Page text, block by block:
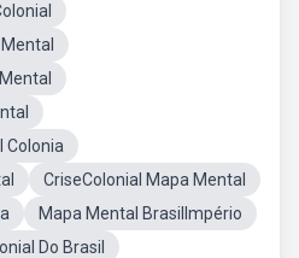
Colonia
CriseColonial Mapa Mental
Mapa Mental BrasilImpério
Do Brasil